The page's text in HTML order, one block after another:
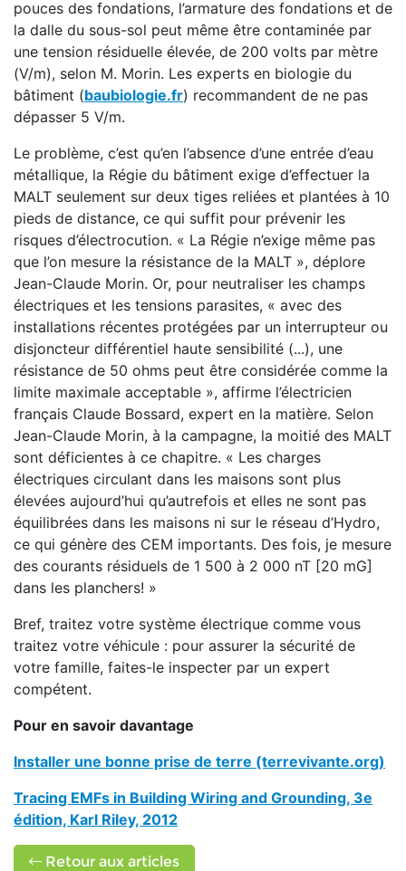
pouces des fondations, l’armature des fondations et de
la dalle du sous-sol peut même être contaminée par
une tension résiduelle élevée, de 200 volts par mètre
(V/m), selon M. Morin. Les experts en biologie du
bâtiment (baubiologie.fr) recommandent de ne pas
dépasser 5 V/m.
Le problème, c’est qu’en l’absence d’une entrée d’eau
métallique, la Régie du bâtiment exige d’effectuer la
MALT seulement sur deux tiges reliées et plantées à 10
pieds de distance, ce qui suffit pour prévenir les
risques d’électrocution. « La Régie n’exige même pas
que l’on mesure la résistance de la MALT », déplore
Jean-Claude Morin. Or, pour neutraliser les champs
électriques et les tensions parasites, « avec des
installations récentes protégées par un interrupteur ou
disjoncteur différentiel haute sensibilité (...), une
résistance de 50 ohms peut être considérée comme la
limite maximale acceptable », affirme l’électricien
français Claude Bossard, expert en la matière. Selon
Jean-Claude Morin, à la campagne, la moitié des MALT
sont déficientes à ce chapitre. « Les charges
électriques circulant dans les maisons sont plus
élevées aujourd’hui qu’autrefois et elles ne sont pas
équilibrées dans les maisons ni sur le réseau d’Hydro,
ce qui génère des CEM importants. Des fois, je mesure
des courants résiduels de 1 500 à 2 000 nT [20 mG]
dans les planchers! »
Bref, traitez votre système électrique comme vous
traitez votre véhicule : pour assurer la sécurité de
votre famille, faites-le inspecter par un expert
compétent.
Pour en savoir davantage
Installer une bonne prise de terre (terrevivante.org)
Tracing EMFs in Building Wiring and Grounding, 3e
édition, Karl Riley, 2012
Retour aux articles